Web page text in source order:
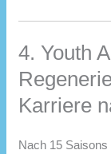
4. Youth
Karriere
Nach 15 Saisons